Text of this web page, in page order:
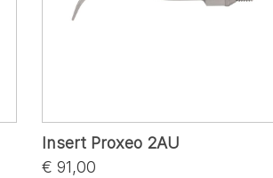
Insert Proxeo 2AU
€ 91,00